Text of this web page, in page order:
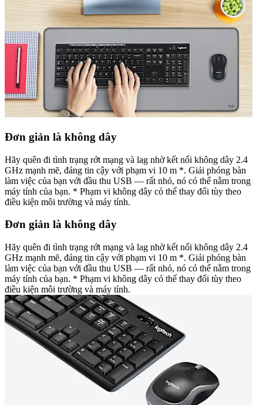
Đơn giản là không dây
Hãy quên đi tình trạng rớt mạng và lag nhờ kết nối không dây 2.4
GHz mạnh mẽ, đáng tin cậy với phạm vi 10 m *. Giải phóng bàn
làm việc của bạn với đầu thu USB — rất nhỏ, nó có thể nằm trong
máy tính của bạn. * Phạm vi không dây có thể thay đổi tùy theo
điều kiện môi trường và máy tính.
Đơn giản là không dây
Hãy quên đi tình trạng rớt mạng và lag nhờ kết nối không dây 2.4
GHz mạnh mẽ, đáng tin cậy với phạm vi 10 m *. Giải phóng bàn
làm việc của bạn với đầu thu USB — rất nhỏ, nó có thể nằm trong
máy tính của bạn. * Phạm vi không dây có thể thay đổi tùy theo
điều kiện môi trường và máy tính.